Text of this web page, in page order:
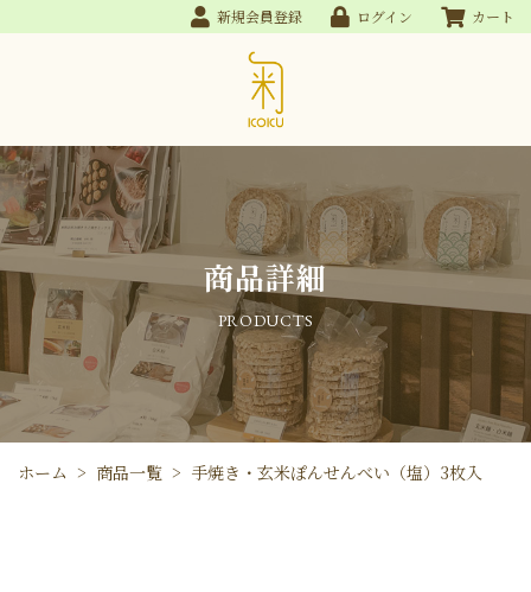
新規会員登録 ログイン カート
商品詳細
PRODUCTS
ホーム > 商品一覧 > 手焼き・玄米ぽんせんべい（塩）3枚入